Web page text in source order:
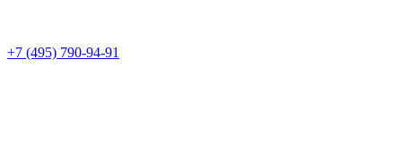
+7 (495) 790-94-91